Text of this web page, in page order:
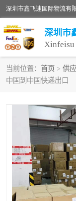
深圳市
Xinfeisu
当前位置： 首页 > 供
中国到中国快递出口
联邦快递
俄罗斯快递
深圳DHL国际快
UPS国际快递
深圳国际物流公